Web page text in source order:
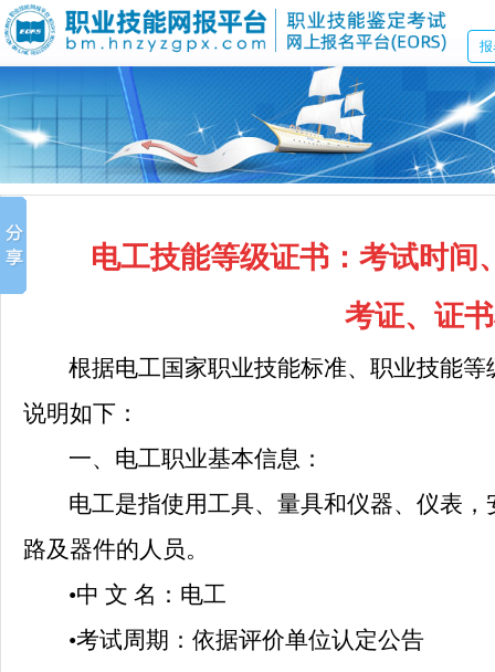
电工技能等级证书：考试时
考证、证
根据电工国家职业技能标准、职业技能
说明如下：
一、电工职业基本信息：
电工是指使用工具、量具和仪器、仪表
路及器件的人员。
•中 文 名：电工
•考试周期：依据评价单位认定公告